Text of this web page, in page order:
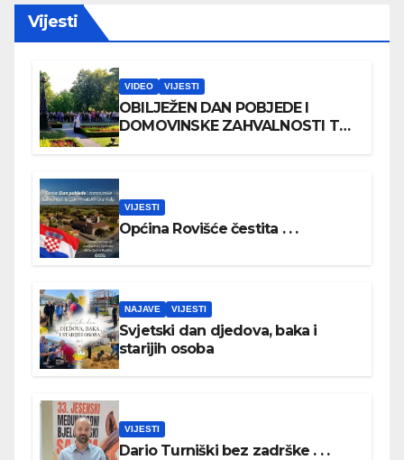
Vijesti
VIDEO VIJESTI
OBILJEŽEN DAN POBJEDE I
DOMOVINSKE ZAHVALNOSTI TE
VIJESTI
Općina Rovišće čestita . . .
NAJAVE VIJESTI
Svjetski dan djedova, baka i
starijih osoba
VIJESTI
Dario Turniški bez zadrške . . .